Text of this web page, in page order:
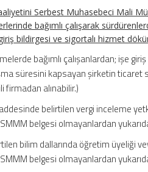
Serbest Muhasebeci Mali
bağımlı çalışarak
bildirgesi ve sigortalı hizmet
bağımlı çalışanlardan; işe
süresini kapsayan şirketin ticaret
firmadan alınabilir.)
belirtilen vergi inceleme
belgesi olmayanlardan
bilim dallarında öğretim üyeliği
belgesi olmayanlardan